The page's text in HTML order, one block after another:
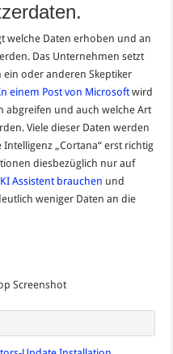
welche Daten erhoben und an
Das Unternehmen setzt
oder anderen Skeptiker
einem Post von Microsoftwird
abgreifen und auch welche Art
Viele dieser Daten werden
„Cortana“ erst richtig
diesbezüglich nur auf
Assistent brauchen und
weniger Daten an die
Screenshot